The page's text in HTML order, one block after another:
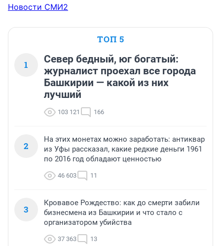
Новости СМИ2
ТОП 5
1
Север бедный, юг богатый:
журналист проехал все города
Башкирии — какой из них
лучший
103 121 166
2
На этих монетах можно заработать: антиквар
из Уфы рассказал, какие редкие деньги 1961
по 2016 год обладают ценностью
46 603 11
3
Кровавое Рождество: как до смерти забили
бизнесмена из Башкирии и что стало с
организатором убийства
37 363 13